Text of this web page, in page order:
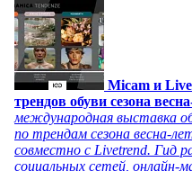
Micam и
трендов обуви сезона
международная выставка
по трендам сезона весна-
совместно с Livetrend. Гид
социальных сетей, онлайн-